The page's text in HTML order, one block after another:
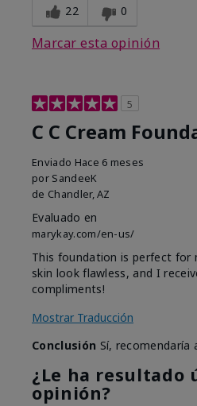
22 0
Marcar esta opinión
5
C C Cream
Enviado Hace 6 meses
por SandeeK
de Chandler, AZ
Evaluado en
marykay.com/en-us/
This foundation is perfect for
skin look flawless, and I
compliments!
Mostrar Traducción
Conclusión Sí, recomendaría
¿Le ha resultado
opinión?